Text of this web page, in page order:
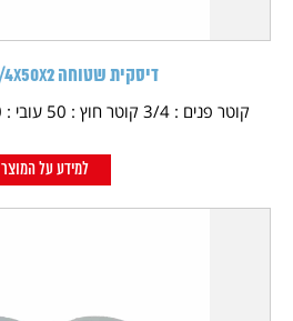
דיסקית שטוחה 3/4X50X2 - מגולוון
קוטר פנים : 3/4 קוטר חוץ : 50 עובי : 1.5-2.0 כמות בקופסא...
למידע על המוצר